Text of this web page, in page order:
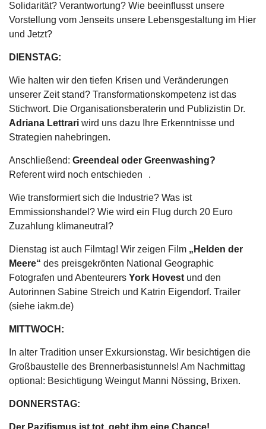
Solidarität? Verantwortung? Wie beeinflusst unsere
Vorstellung vom Jenseits unsere Lebensgestaltung im Hier
und Jetzt?
DIENSTAG:
Wie halten wir den tiefen Krisen und Veränderungen
unserer Zeit stand? Transformationskompetenz ist das
Stichwort. Die Organisationsberaterin und Publizistin Dr.
Adriana Lettrari wird uns dazu Ihre Erkenntnisse und
Strategien nahebringen.
Anschließend: Greendeal oder Greenwashing?
Referent wird noch entschieden .
Wie transformiert sich die Industrie? Was ist
Emmissionshandel? Wie wird ein Flug durch 20 Euro
Zuzahlung klimaneutral?
Dienstag ist auch Filmtag! Wir zeigen Film „Helden der
Meere“ des preisgekrönten National Geographic
Fotografen und Abenteurers York Hovest und den
Autorinnen Sabine Streich und Katrin Eigendorf. Trailer
(siehe iakm.de)
MITTWOCH:
In alter Tradition unser Exkursionstag. Wir besichtigen die
Großbaustelle des Brennerbasistunnels! Am Nachmittag
optional: Besichtigung Weingut Manni Nössing, Brixen.
DONNERSTAG:
Der Pazifismus ist tot, gebt ihm eine Chance!